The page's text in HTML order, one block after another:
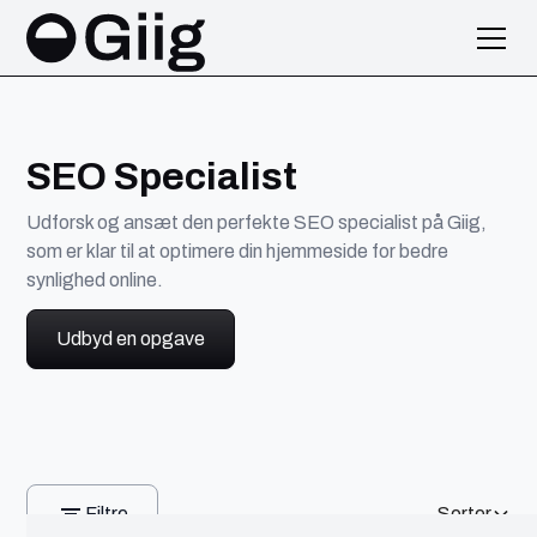
SEO Specialist
Udforsk og ansæt den perfekte SEO specialist på Giig,
som er klar til at optimere din hjemmeside for bedre
synlighed online.
Udbyd en opgave
Filtre Sorter